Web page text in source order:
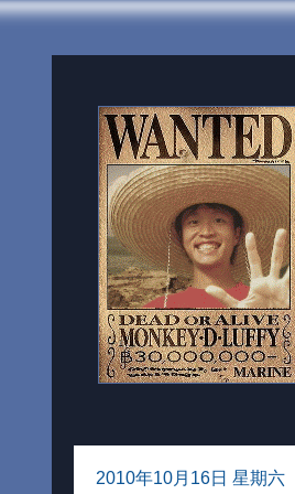
2010年10月16日 星期六